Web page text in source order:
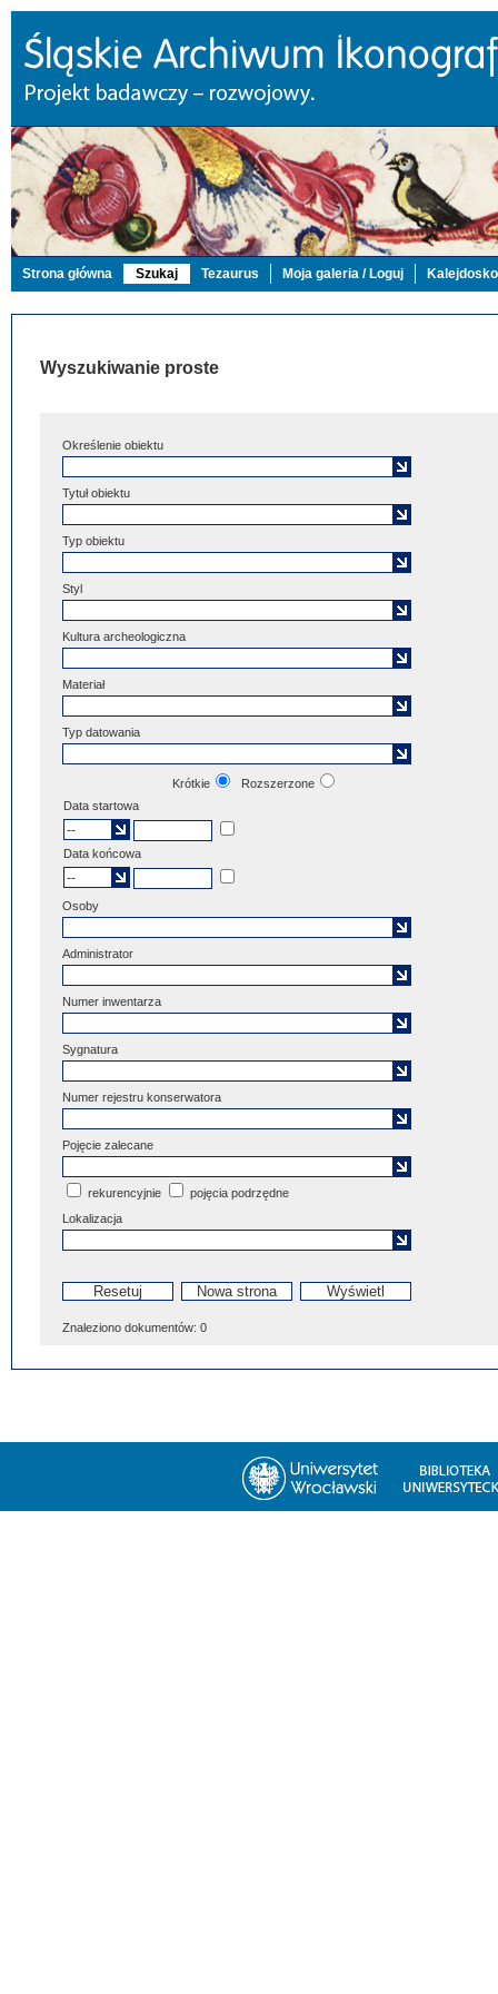
Strona główna Szukaj Tezaurus Moja galeria / Loguj
Wyszukiwanie proste
Określenie obiektu
Tytuł obiektu
Typ obiektu
Styl
Kultura archeologiczna
Materiał
Typ datowania
Krótkie
Rozszerzone
Data startowa
Data końcowa
Osoby
Administrator
Numer inwentarza
Sygnatura
Numer rejestru konserwatora
Pojęcie zalecane
rekurencyjnie
pojęcia podrzędne
Lokalizacja
Znaleziono dokumentów: 0